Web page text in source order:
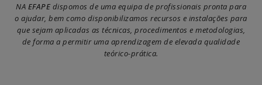
NA EFAPE dispomos de uma equipa de profissionais pronta para
o ajudar, bem como disponibilizamos recursos e instalações para
que sejam aplicadas as técnicas, procedimentos e metodologias,
de forma a permitir uma aprendizagem de elevada qualidade
teórico-prática.